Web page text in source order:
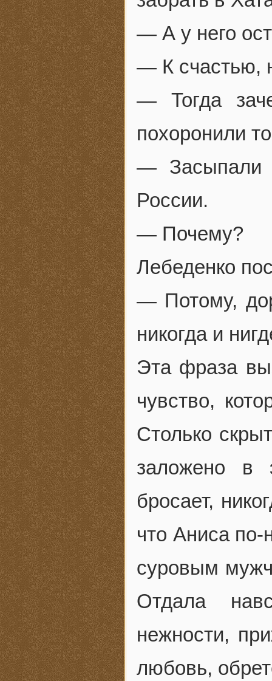
— А у него
— К счастью,
— Тогда
похоронили
— Засыпали
России.
— Почему?
Лебеденко
— Потому,
никогда и
Эта фраза
чувство,
Столько
заложено в
бросает,
что Аниса по-
суровым
Отдала
нежности,
любовь,